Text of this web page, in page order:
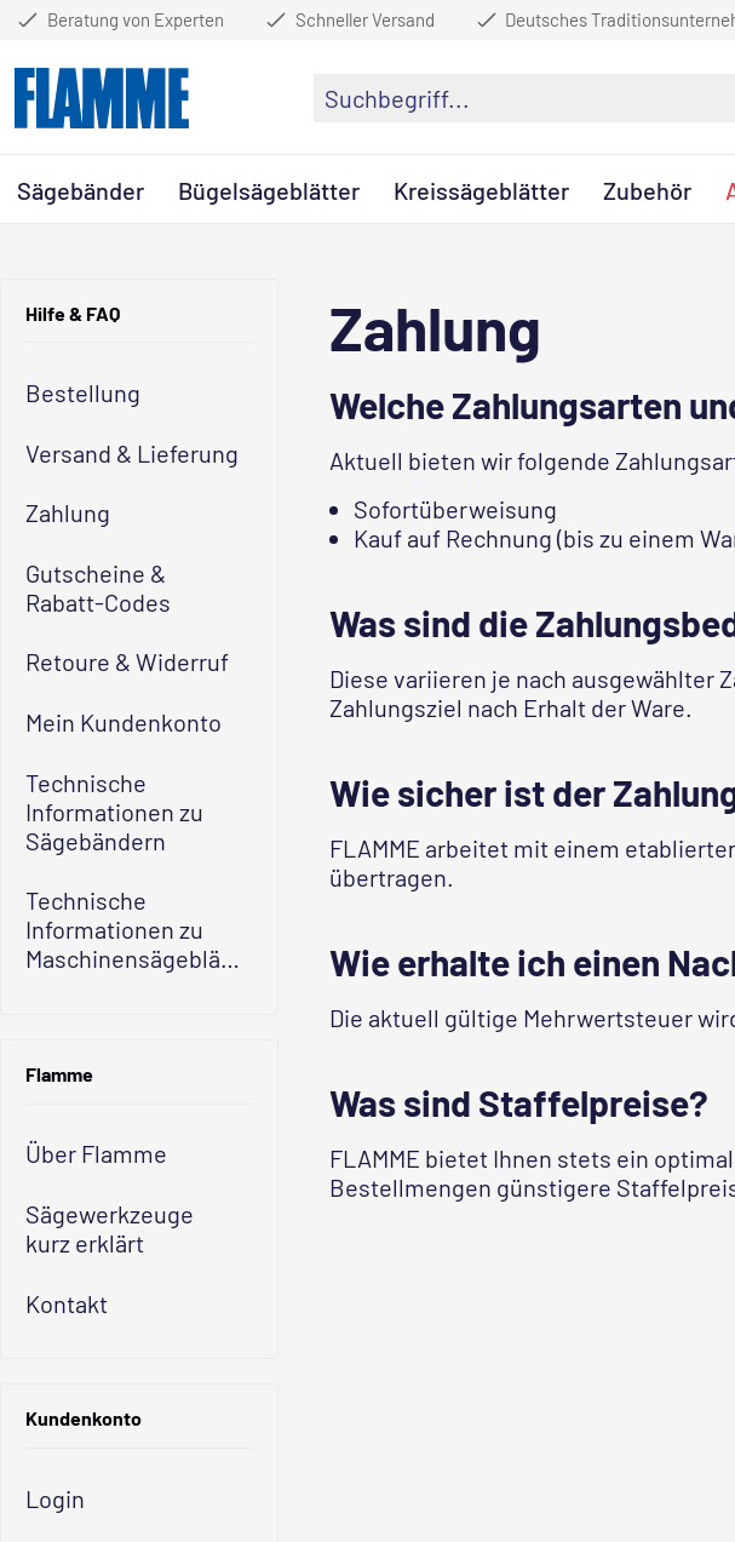
Beratung von Experten Schneller Versand Deutsches
Sägebänder Bügelsägeblätter Kreissägeblätter Zubehör
Hilfe & FAQ
Bestellung
Versand & Lieferung
Zahlung
Gutscheine &
Rabatt-Codes
Retoure & Widerruf
Mein Kundenkonto
Technische
Informationen zu
Sägebändern
Technische
Informationen zu
Maschinensägeblättern
Flamme
Über Flamme
Sägewerkzeuge
kurz erklärt
Kontakt
Kundenkonto
Login
Zahlung
Welche Zahlungsarten
Aktuell bieten wir folgende
Sofortüberweisung
Kauf auf Rechnung (bis zu einem
Was sind die
Diese variieren je nach ausgewählter
Zahlungsziel nach Erhalt der Ware.
Wie sicher ist der
FLAMME arbeitet mit einem
übertragen.
Wie erhalte ich einen
Die aktuell gültige Mehrwertsteuer
Was sind Staffelpreise?
FLAMME bietet Ihnen stets ein
Bestellmengen günstigere